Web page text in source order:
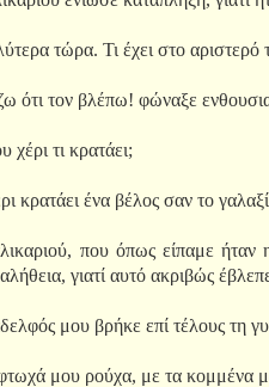
τώρα. Τι έχει στο αριστερό
ότι τον βλέπω! φώναξε
τι κρατάει;
κρατάει ένα βέλος σαν το
που όπως είπαμε ήταν
γιατί αυτό ακριβώς
μου βρήκε επί τέλους τη
μου ρούχα, με τα κομμένα